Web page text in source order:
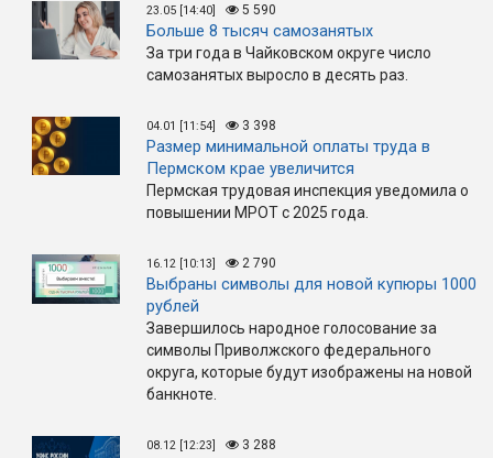
23.05 [14:40] 5 590
Больше 8 тысяч самозанятых
За три года в Чайковском округе число
самозанятых выросло в десять раз.
04.01 [11:54] 3 398
Размер минимальной оплаты труда в
Пермском крае увеличится
Пермская трудовая инспекция уведомила о
повышении МРОТ с 2025 года.
16.12 [10:13] 2 790
Выбраны символы для новой купюры 1000
рублей
Завершилось народное голосование за
символы Приволжского федерального
округа, которые будут изображены на новой
банкноте.
08.12 [12:23] 3 288